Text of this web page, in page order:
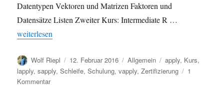
Datentypen Vektoren und Matrizen Faktoren und
Datensätze Listen Zweiter Kurs: Intermediate R …
„Die ersten R-Zertifizierungen: Einführung in R, Intermediate R
weiterlesen
Autor
Wolf Riepl
Veröffentlicht
am
12. Februar 2016 Kategorien
Allgemein Schlagwörter
apply, Kurs,
lapply,sapply,Schleife,Schulung,vapply,Zertifizierung
1
Kommentarzu